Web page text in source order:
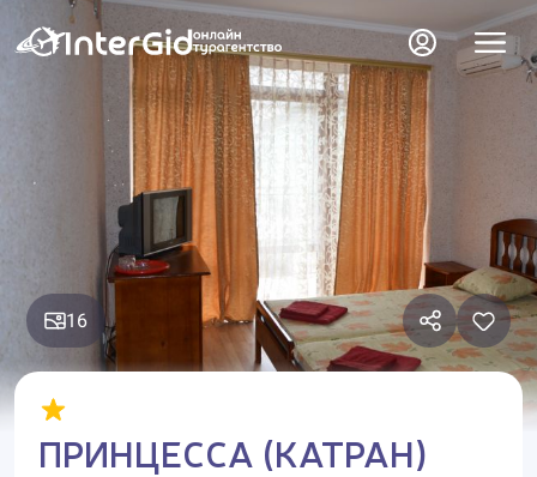
16
ПРИНЦЕССА (КАТРАН)